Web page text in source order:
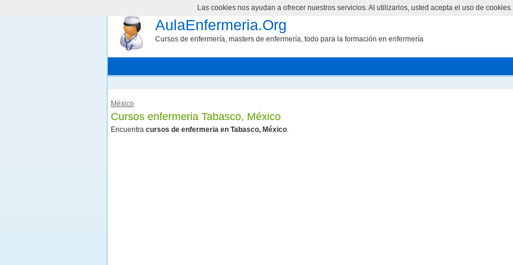
AulaEnfermeria.Org
Cursos de enfermería, masters de enfermería, todo para la formación en enfermería
México
Cursos enfermeria Tabasco, México
Encuentra cursos de enfermeria en Tabasco, México.
Las cookies nos ayudan a ofrecer nuestros servicios. Al utilizarlos, usted acepta el uso de cookies.